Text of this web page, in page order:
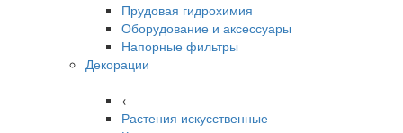
Прудовая гидрохимия
Оборудование и аксессуары
Напорные фильтры
Декорации
←
Растения искусственные